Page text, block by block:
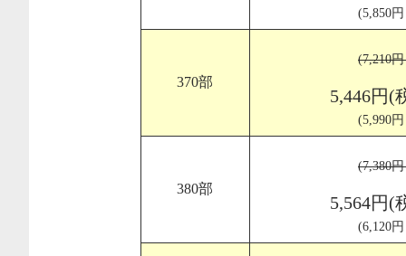
(5,850
370部
(7,210
5,446円(
(5,990
380部
(7,380
5,564円(
(6,120